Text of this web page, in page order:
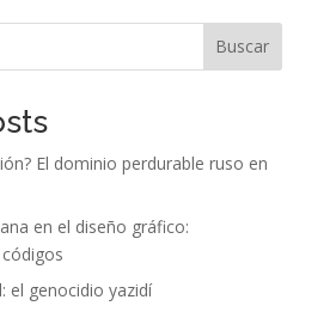
Buscar
El dominio perdurable ruso en
en el diseño gráfico:
el genocidio yazidí